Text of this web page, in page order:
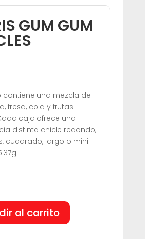
GUM GUM
contiene una mezcla de
fresa, cola y frutas
caja ofrece una
distinta chicle redondo,
cuadrado, largo o mini
al carrito